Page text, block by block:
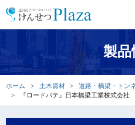
製品
ホーム 土木資材 道路・橋梁・トン
『ロードパテ』日本橋梁工業株式会社